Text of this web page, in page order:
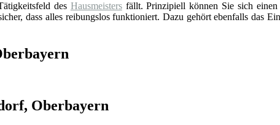
des Hausmeistersfällt. Prinzipiell können Sie sich einen
dass alles reibungslos funktioniert. Dazu gehört ebenfalls das
Oberbayern